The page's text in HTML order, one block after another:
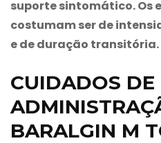
suporte sintomático. Os
costumam ser de
e de duração transitória.
CUIDADOS DE
BARALGIN M